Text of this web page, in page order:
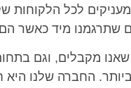
לכל הלקוחות
שתרגמנו מיד כאשר
מקבלים, וגם
החברה שלנו